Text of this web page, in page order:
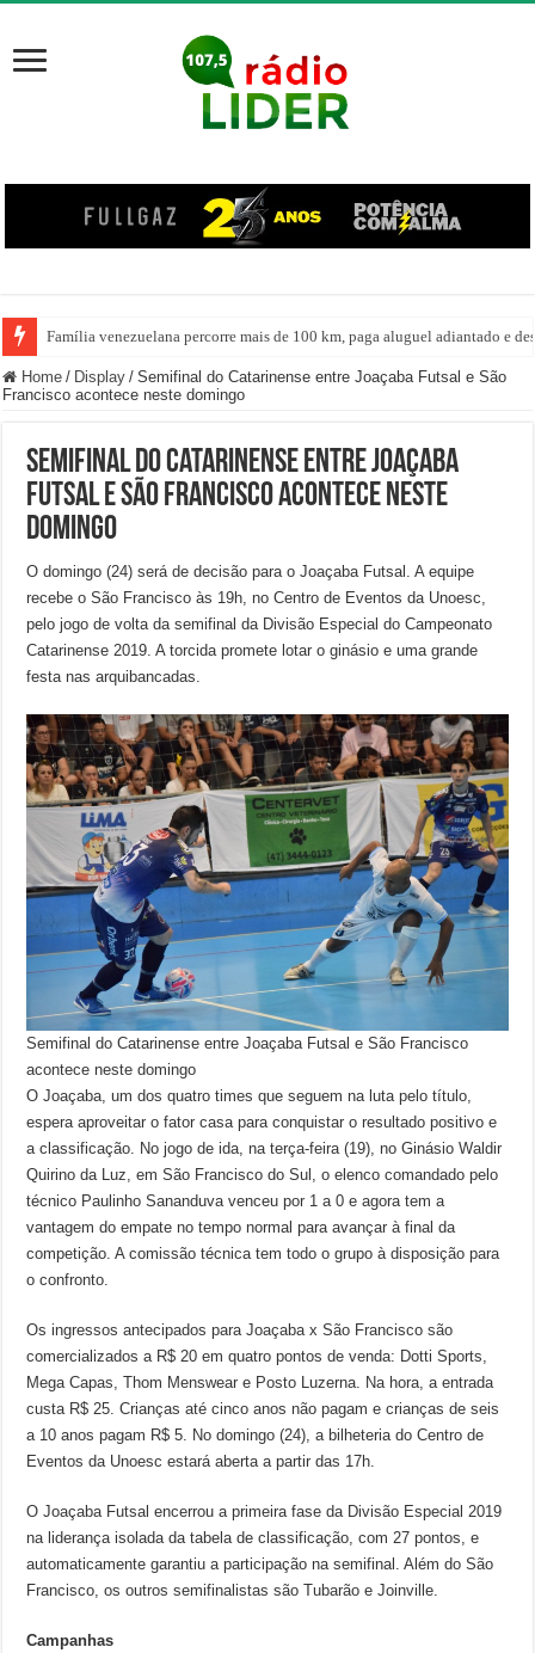
Família venezuelana percorre mais de 100 km, paga aluguel adiantado e
Home / Display / Semifinal do Catarinense entre Joaçaba Futsal e São
Francisco acontece neste domingo
Semifinal do Catarinense entre Joaçaba
Futsal e São Francisco acontece neste
domingo
O domingo (24) será de decisão para o Joaçaba Futsal. A equipe
recebe o São Francisco às 19h, no Centro de Eventos da Unoesc,
pelo jogo de volta da semifinal da Divisão Especial do Campeonato
Catarinense 2019. A torcida promete lotar o ginásio e uma grande
festa nas arquibancadas.
Semifinal do Catarinense entre Joaçaba Futsal e São Francisco
acontece neste domingo
O Joaçaba, um dos quatro times que seguem na luta pelo título,
espera aproveitar o fator casa para conquistar o resultado positivo e
a classificação. No jogo de ida, na terça-feira (19), no Ginásio Waldir
Quirino da Luz, em São Francisco do Sul, o elenco comandado pelo
técnico Paulinho Sananduva venceu por 1 a 0 e agora tem a
vantagem do empate no tempo normal para avançar à final da
competição. A comissão técnica tem todo o grupo à disposição para
o confronto.
Os ingressos antecipados para Joaçaba x São Francisco são
comercializados a R$ 20 em quatro pontos de venda: Dotti Sports,
Mega Capas, Thom Menswear e Posto Luzerna. Na hora, a entrada
custa R$ 25. Crianças até cinco anos não pagam e crianças de seis
a 10 anos pagam R$ 5. No domingo (24), a bilheteria do Centro de
Eventos da Unoesc estará aberta a partir das 17h.
O Joaçaba Futsal encerrou a primeira fase da Divisão Especial 2019
na liderança isolada da tabela de classificação, com 27 pontos, e
automaticamente garantiu a participação na semifinal. Além do São
Francisco, os outros semifinalistas são Tubarão e Joinville.
Campanhas